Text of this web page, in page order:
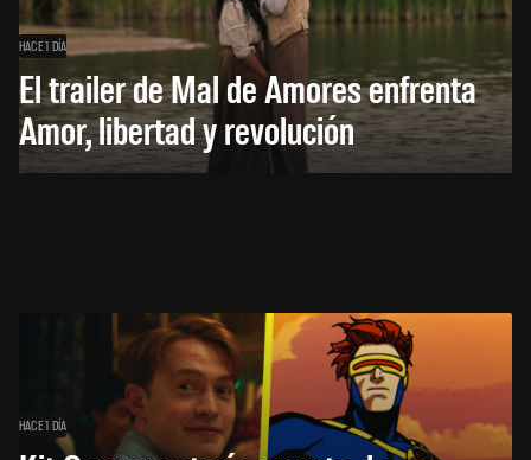
HACE 1 DÍA
El trailer de Mal de Amores enfrenta
Amor, libertad y revolución
HACE 1 DÍA